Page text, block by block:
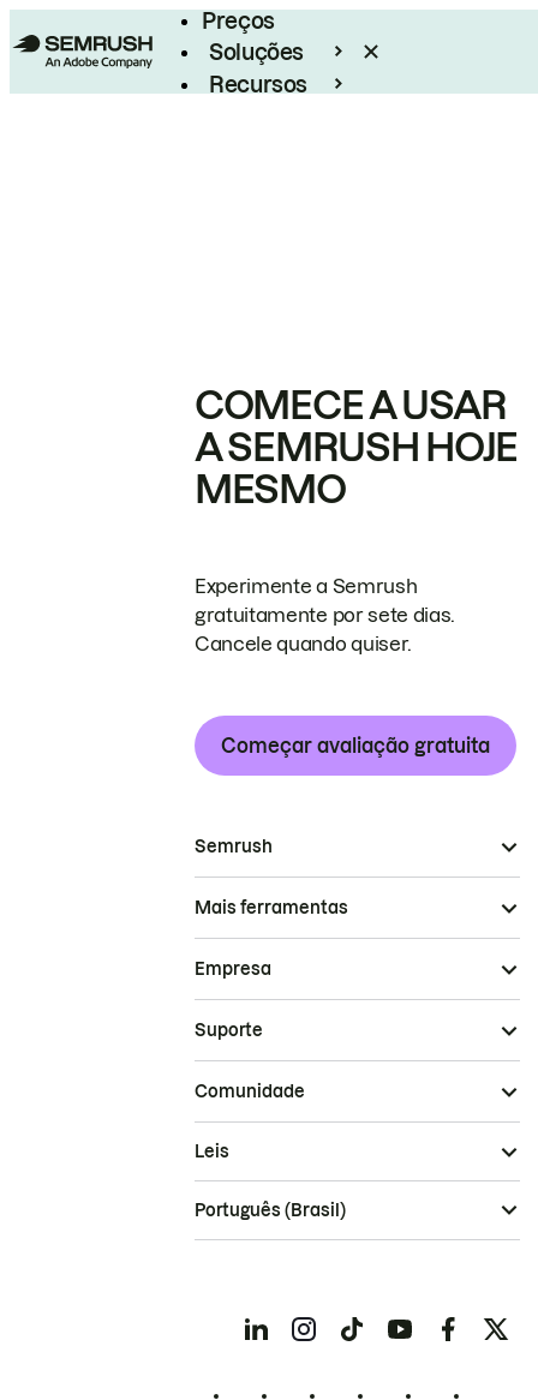
Preços
Soluções
Recursos
COMECE A USAR
A SEMRUSH HOJE
MESMO
Experimente a Semrush
gratuitamente por sete dias.
Cancele quando quiser.
Começar avaliação gratuita
Semrush
Mais ferramentas
Empresa
Suporte
Comunidade
Leis
Português (Brasil)